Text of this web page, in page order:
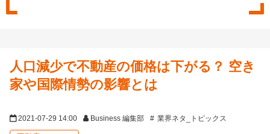
資料ダウンロード
人口減少で不動産の価格は下がる？ 空き
家や国際情勢の影響とは
2021-07-29 14:00 Business 編集部 業界ネタ_トピックス